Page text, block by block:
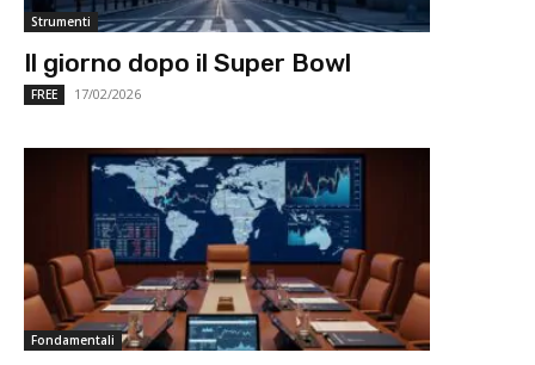
Strumenti
Il giorno dopo il Super Bowl
FREE 17/02/2026
Fondamentali